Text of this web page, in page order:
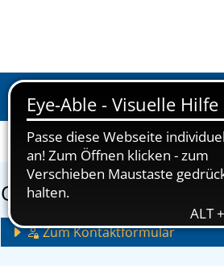
Anmelden
Onlinedienstleistungen
Zum Kontaktformular